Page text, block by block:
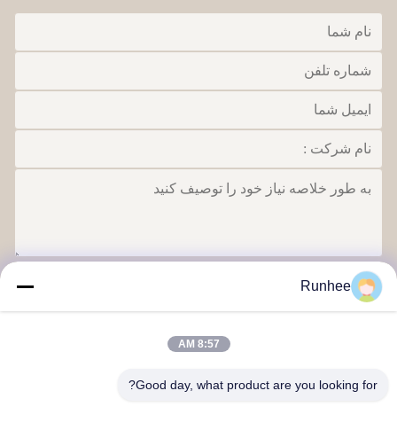
Runhee
8:57 AM
Good day, what product are you looking for?